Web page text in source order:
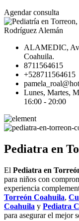
Agendar consulta
ALAMEDIC,
Coahuila.
8711564615
+528711564615
Lunes, Martes,
16:00 - 20:00
Pediatra en
El Pediatra en
para niños con
experiencia
Torreón Coahuila,
Coahuila y Pediatra
para asegurar el mejor